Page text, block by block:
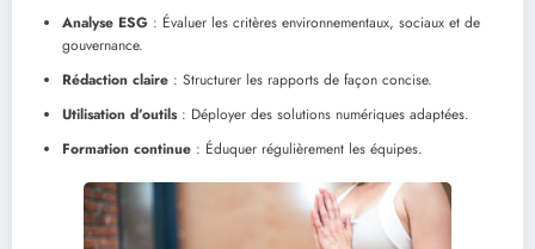
Analyse ESG : Évaluer les critères environnementaux, sociaux et de
gouvernance.
Rédaction claire : Structurer les rapports de façon concise.
Utilisation d’outils: Déployer des solutions numériques adaptées.
Formation continue : Éduquer régulièrement les équipes.